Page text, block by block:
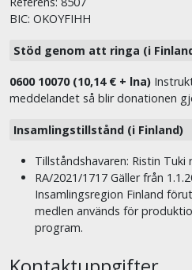
BIC: OKOYFIHH
Stöd genom att ringa (i
0600 10070 (10,14 € + lna)
meddelandet så blir donationen
Insamlingstillstånd (i Finland)
Tillståndshavaren: Ristin Tuki
RA/2021/1717 Gäller från
Insamlingsregion Finland
medlen används för
program.